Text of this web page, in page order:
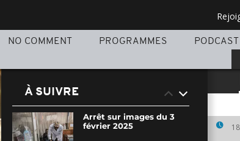
NO COMMENT PROGRAMMES
PODCAST
À SUIVRE
Arrêt sur images du 3
février 2025